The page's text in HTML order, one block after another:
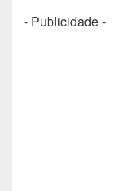
- Publicidade -